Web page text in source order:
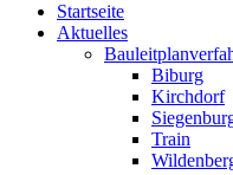
Startseite
Aktuelles
Biburg
Kirchdorf
Train